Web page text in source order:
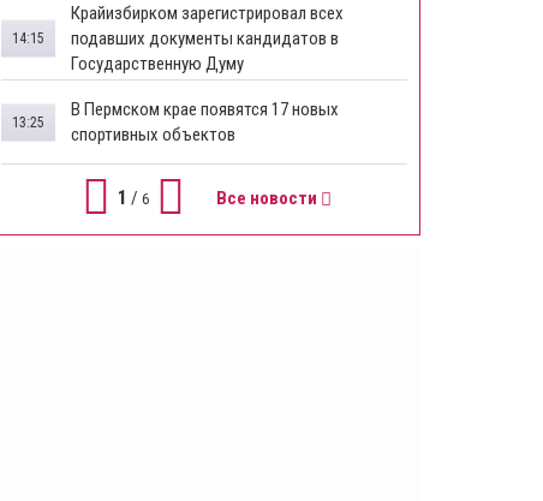
Крайизбирком зарегистрировал всех
подавших документы кандидатов в
Государственную Думу
14:15
​В Пермском крае появятся 17 новых
спортивных объектов
13:25
1 / 6 Все новости